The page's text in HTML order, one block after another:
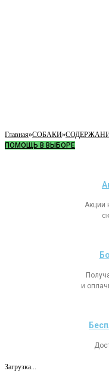
Главная»СОБАКИ»
ПОМОЩЬ В ВЫБОРЕ
Акции
и
Загрузка...